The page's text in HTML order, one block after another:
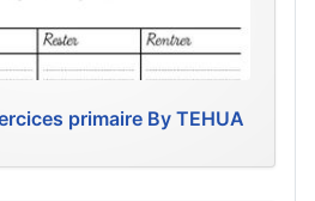
primaire By TEHUA